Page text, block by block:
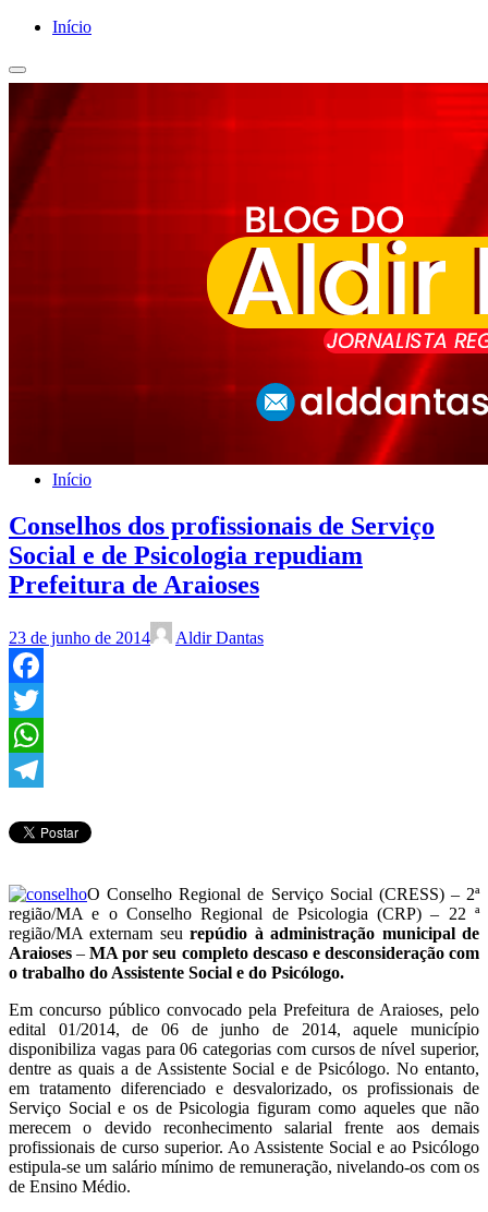
Início
Início
Conselhos dos profissionais de Serviço
Social e de Psicologia repudiam
Prefeitura de Araioses
23 de junho de 2014 Aldir Dantas
Facebook
Twitter
WhatsApp
O Conselho Regional de Serviço Social (CRESS) – 2ª
região/MA e o Conselho Regional de Psicologia (CRP) – 22 ª
região/MA externam seurepúdio à administração municipal de
Araioses– MA por seu completo descaso e desconsideração com
o trabalho do Assistente Social e do Psicólogo.
Em concurso público convocado pela Prefeitura de Araioses, pelo
edital 01/2014, de 06 de junho de 2014, aquele município
disponibiliza vagas para 06 categorias com cursos de nível superior,
dentre as quais a de Assistente Social e de Psicólogo. No entanto,
em tratamento diferenciado e desvalorizado, os profissionais de
Serviço Social e os de Psicologia figuram como aqueles que não
merecem o devido reconhecimento salarial frente aos demais
profissionais de curso superior. Ao Assistente Social e ao Psicólogo
estipula-se um salário mínimo de remuneração, nivelando-os com os
de Ensino Médio.